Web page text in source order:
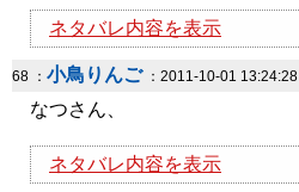
ネタバレ内容を表示
68 ： 小鳥りんご：2011-10-01 13:24:28
なつさん、
ネタバレ内容を表示